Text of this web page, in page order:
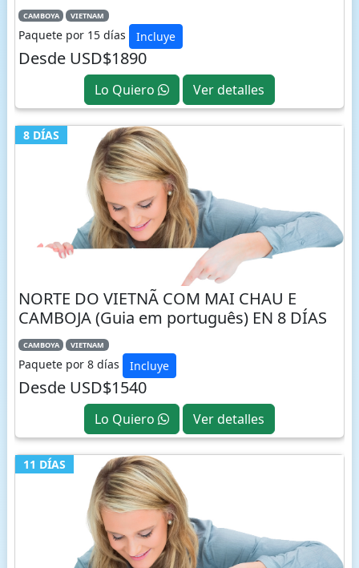
CAMBOYA VIETNAM
Paquete por 15 días Incluye
Desde USD$1890
Lo Quiero Ver detalles
8 DÍAS
NORTE DO VIETNÃ COM MAI CHAU E
CAMBOJA (Guia em português) EN 8 DÍAS
CAMBOYA VIETNAM
Paquete por 8 días Incluye
Desde USD$1540
Lo Quiero Ver detalles
11 DÍAS